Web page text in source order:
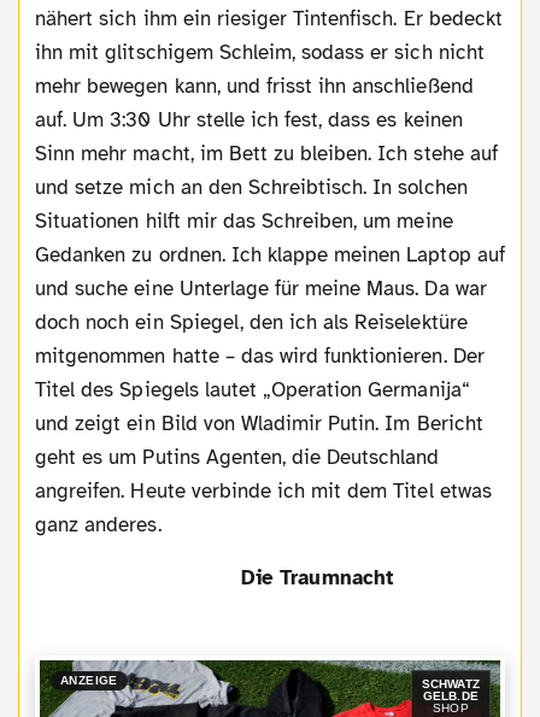
nähert sich ihm ein riesiger Tintenfisch. Er bedeckt
ihn mit glitschigem Schleim, sodass er sich nicht
mehr bewegen kann, und frisst ihn anschließend
auf. Um 3:30 Uhr stelle ich fest, dass es keinen
Sinn mehr macht, im Bett zu bleiben. Ich stehe auf
und setze mich an den Schreibtisch. In solchen
Situationen hilft mir das Schreiben, um meine
Gedanken zu ordnen. Ich klappe meinen Laptop auf
und suche eine Unterlage für meine Maus. Da war
doch noch ein Spiegel, den ich als Reiselektüre
mitgenommen hatte – das wird funktionieren. Der
Titel des Spiegels lautet „Operation Germanija“
und zeigt ein Bild von Wladimir Putin. Im Bericht
geht es um Putins Agenten, die Deutschland
angreifen. Heute verbinde ich mit dem Titel etwas
ganz anderes.
Die Traumnacht
ANZEIGE
SCHWATZ
GELB.DE
SHOP